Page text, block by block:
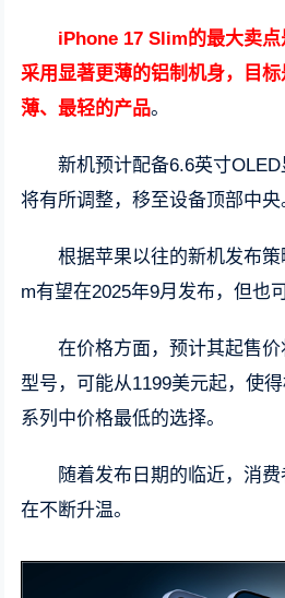
iPhone 17 Slim的最大卖
采用显著更薄的铝制机身，目
薄、最轻的产品。
新机预计配备6.6英寸
将有所调整，移至设备顶部中央
根据苹果以往的新机发布
m有望在2025年9月发布，但也
在价格方面，预计其起售
型号，可能从1199美元起，使
系列中价格最低的选择。
随着发布日期的临近，消
在不断升温。